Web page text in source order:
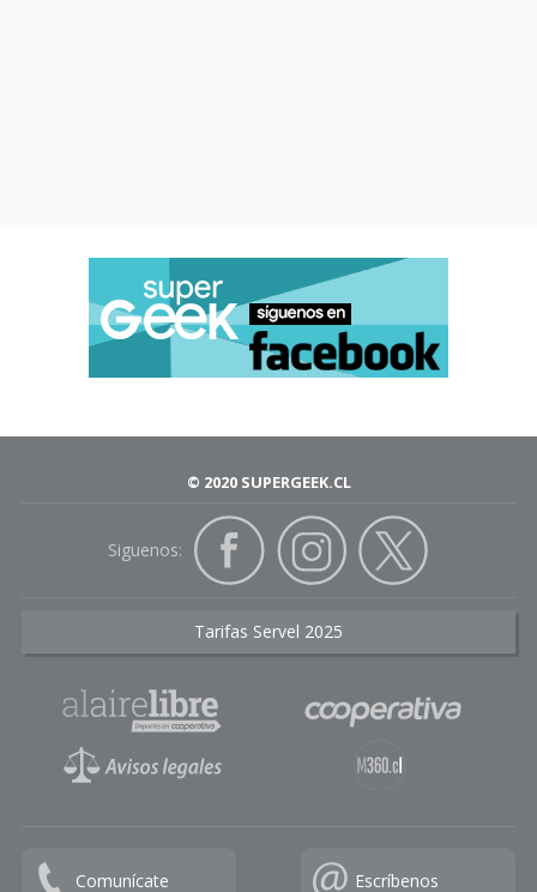
© 2020 SUPERGEEK.CL
Siguenos:
Tarifas Servel 2025
Comunícate Escríbenos